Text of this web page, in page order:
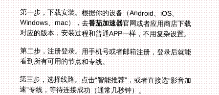
第一步，下载安装。根据你的设备（Android、iOS、
Windows、mac），去番茄加速器官网或者应用商店下载
对应的版本，安装过程和普通APP一样，不用复杂设置。
第二步，注册登录。用手机号或者邮箱注册，登录后就能
看到所有可用的节点和专线。
第三步，选择线路。点击“智能推荐”，或者直接选“影音加
速”专线，等待连接成功（通常几秒钟）。